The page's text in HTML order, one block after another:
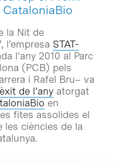
CataloniaBio
la Nit de
l’empresa STAT-
l’any 2010 al Parc
(PCB) pels
i Rafel Bru– va
de l’anyatorgat
en
fites assolides el
les ciències de la